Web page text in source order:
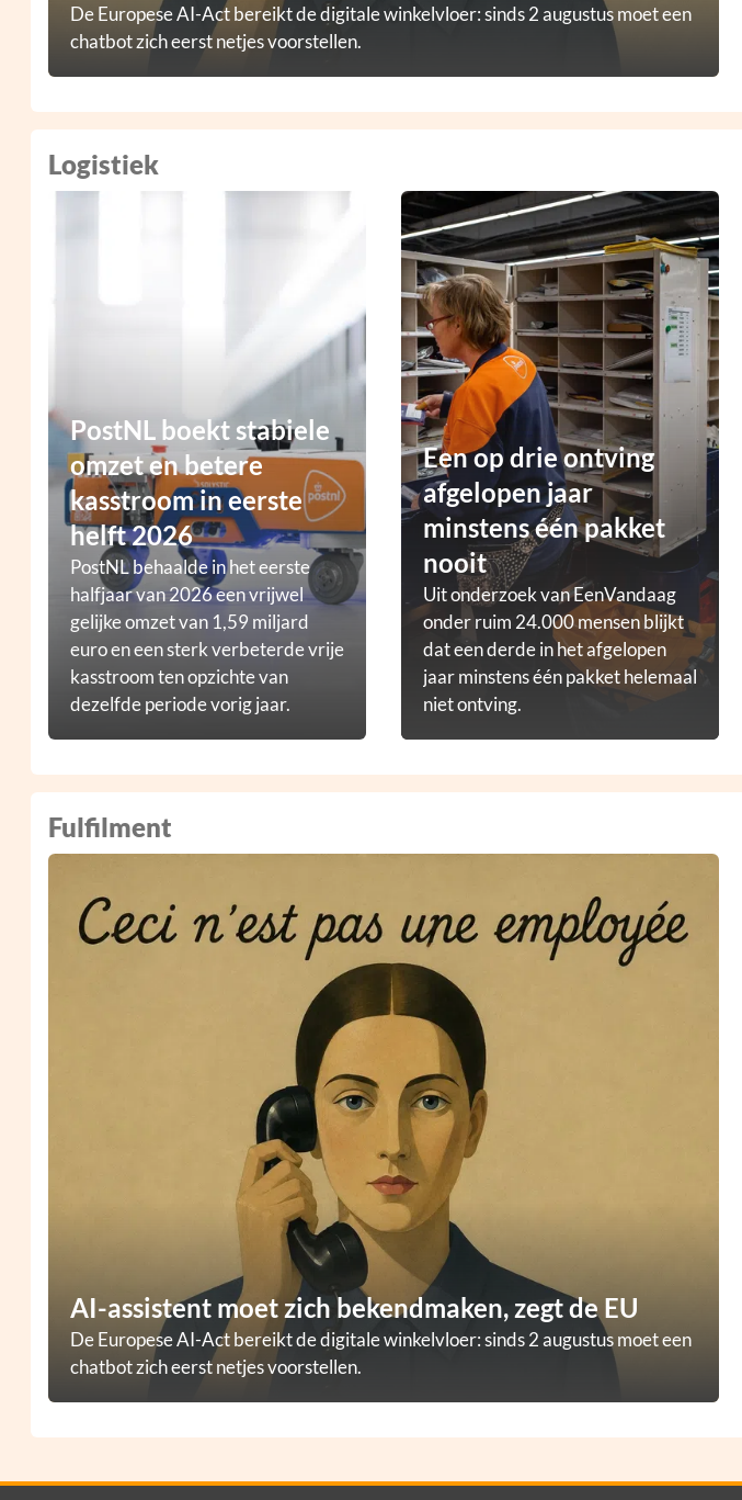
De Europese AI-Act bereikt de digitale winkelvloer: sinds 2 augustus moet een
chatbot zich eerst netjes voorstellen.
Logistiek
PostNL boekt stabiele
omzet en betere
kasstroom in eerste
helft 2026
PostNL behaalde in het eerste
halfjaar van 2026 een vrijwel
gelijke omzet van 1,59 miljard
euro en een sterk verbeterde vrije
kasstroom ten opzichte van
dezelfde periode vorig jaar.
Een op drie ontving
afgelopen jaar
minstens één pakket
nooit
Uit onderzoek van EenVandaag
onder ruim 24.000 mensen blijkt
dat een derde in het afgelopen
jaar minstens één pakket helemaal
niet ontving.
Fulfilment
AI-assistent moet zich bekendmaken, zegt de EU
De Europese AI-Act bereikt de digitale winkelvloer: sinds 2 augustus moet een
chatbot zich eerst netjes voorstellen.